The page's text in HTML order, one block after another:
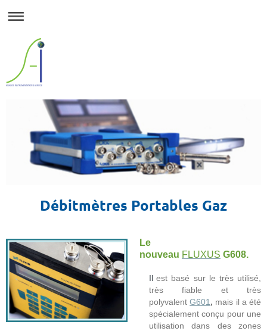
Débitmètres Portables Gaz
Le
nouveau FLUXUS G608.
Il est basé sur le très utilisé,
très fiable et très
polyvalentG601 , mais il a été
spécialement conçu pour une
utilisation dans des zones